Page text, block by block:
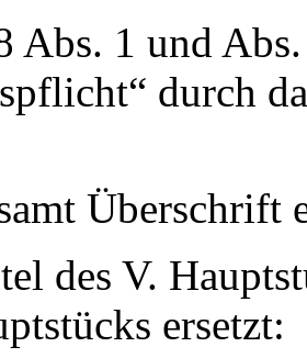
Abs. 1 und
durch
Überschrift
des V.
ersetzt: